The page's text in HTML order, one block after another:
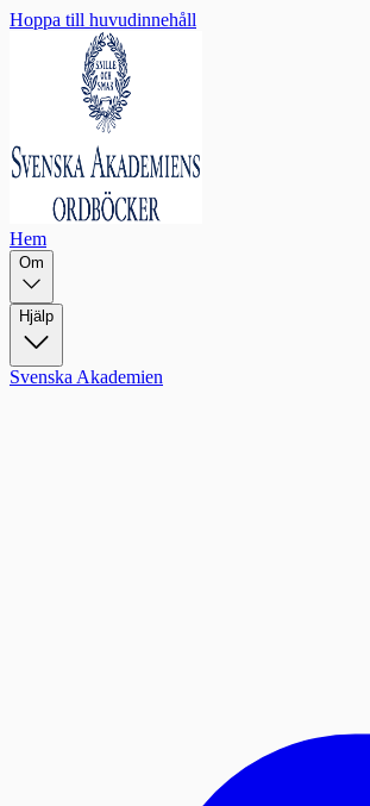
Hoppa till huvudinnehåll
Hem
Om
Hjälp
Svenska Akademien